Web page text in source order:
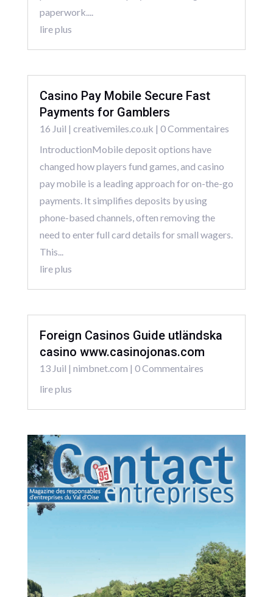
paperwork....
lire plus
Casino Pay Mobile Secure Fast
Payments for Gamblers
16 Juil | creativemiles.co.uk | 0 Commentaires
IntroductionMobile deposit options have
changed how players fund games, and casino
pay mobile is a leading approach for on-the-go
payments. It simplifies deposits by using
phone-based channels, often removing the
need to enter full card details for small wagers.
This...
lire plus
Foreign Casinos Guide utländska
casino www.casinojonas.com
13 Juil | nimbnet.com | 0 Commentaires
lire plus